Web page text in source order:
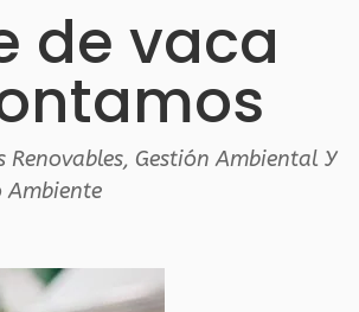
de vaca
Renovables, Gestión Ambiental Y
Ambiente